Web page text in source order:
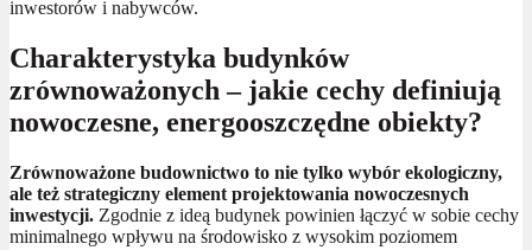
inwestorów i nabywców.
Charakterystyka budynków
zrównoważonych – jakie cechy definiują
nowoczesne, energooszczędne obiekty?
Zrównoważone budownictwo to nie tylko wybór ekologiczny,
ale też strategiczny element projektowania nowoczesnych
inwestycji. Zgodnie z ideą budynek powinien łączyć w sobie cechy
minimalnego wpływu na środowisko z wysokim poziomem